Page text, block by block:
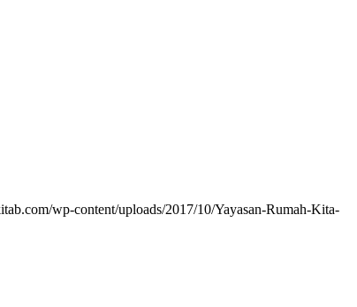
wp-content/uploads/2017/10/Yayasan-Rumah-Kita-